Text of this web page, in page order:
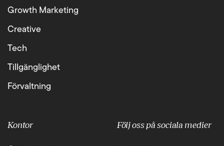
Growth Marketing
Creative
Tech
Tillgänglighet
Förvaltning
Kontor Följ oss på sociala medier